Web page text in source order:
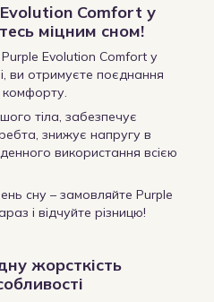
Comfort у
міцним сном!
Evolution Comfort у
ви отримуєте поєднання
комфорту.
тіла, забезпечує
знижує напругу в
використання всією
сну – замовляйте Purple
і відчуйте різницю!
жорсткість